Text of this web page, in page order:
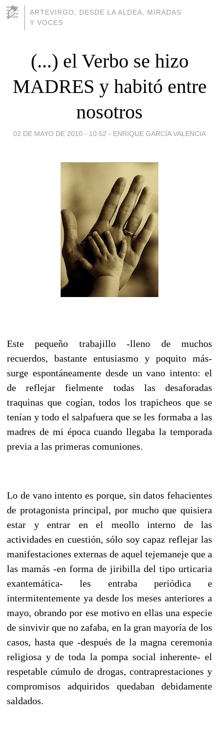
ARTEVIRGO, DESDE LA ALDEA, MIRADAS
Y VOCES
(...) el Verbo se hizo
MADRES y habitó entre
nosotros
02 DE MAYO DE 2010 - 10:52 - ENRIQUE GARCÍA VALENCIA
Este pequeño trabajillo -lleno de muchos
recuerdos, bastante entusiasmo y poquito más-
surge espontáneamente desde un vano intento: el
de reflejar fielmente todas las desaforadas
traquinas que cogían, todos los trapicheos que se
tenían y todo el salpafuera que se les formaba a las
madres de mi época cuando llegaba la temporada
previa a las primeras comuniones.
Lo de vano intento es porque, sin datos fehacientes
de protagonista principal, por mucho que quisiera
estar y entrar en el meollo interno de las
actividades en cuestión, sólo soy capaz reflejar las
manifestaciones externas de aquel tejemaneje que a
las mamás -en forma de jiribilla del tipo urticaria
exantemática- les entraba periódica e
intermitentemente ya desde los meses anteriores a
mayo, obrando por ese motivo en ellas una especie
de sinvivir que no zafaba, en la gran mayoría de los
casos, hasta que -después de la magna ceremonia
religiosa y de toda la pompa social inherente- el
respetable cúmulo de drogas, contraprestaciones y
compromisos adquiridos quedaban debidamente
saldados.